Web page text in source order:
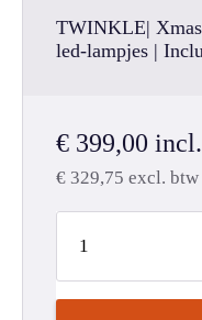
TWINKLE|
led-lampjes |
€ 399,00
€ 329,75 excl. btw